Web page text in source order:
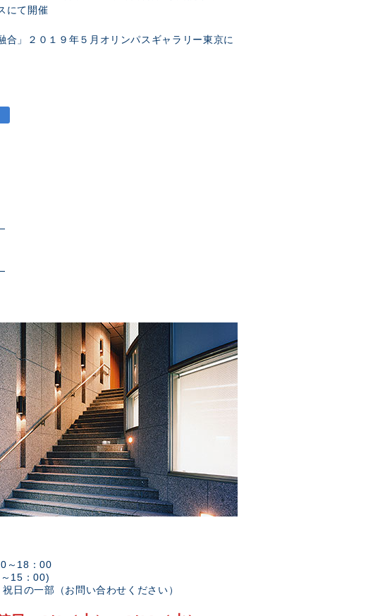
にて開催
合」２０１９年５月オリンパスギャラリー東京に
～18：00
15：00)
日の一部（お問い合わせください）